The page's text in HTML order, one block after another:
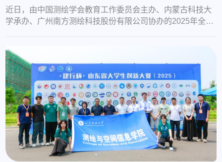
近日，由中国测绘学会教育工作委员会主办、内蒙古科技大
学承办、广州南方测绘科技股份有限公司协办的2025年全国
11项，获奖数量与质量实现新突破。自大赛3月份发布以
来，我院高度重视、积极组织，依托学校测绘学科优势，使
用“智测元穹元宇宙数智测绘系统”等平台开展赛前训练，并
为参赛学生申请专用备赛室。比赛中，...